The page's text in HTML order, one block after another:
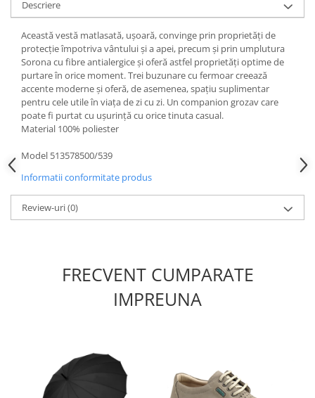
Descriere
Această vestă matlasată, ușoară, convinge prin proprietăți de
protecție împotriva vântului și a apei, precum și prin umplutura
Sorona cu fibre antialergice și oferă astfel proprietăți optime de
purtare în orice moment. Trei buzunare cu fermoar creează
accente moderne și oferă, de asemenea, spațiu suplimentar
pentru cele utile în viața de zi cu zi. Un companion grozav care
poate fi purtat cu ușurință cu orice tinuta casual.
Material 100% poliester
Model 513578500/539
Informatii conformitate produs
Review-uri(0)
FRECVENT CUMPARATE
IMPREUNA